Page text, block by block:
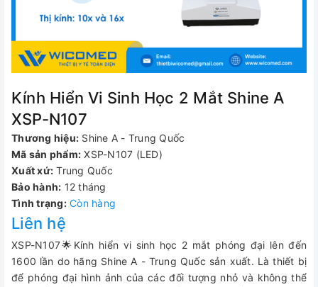
Kính Hiển Vi Sinh Học 2 Mắt Shine A
XSP-N107
Thương hiệu: Shine A - Trung Quốc
Mã sản phẩm: XSP-N107 (LED)
Xuất xứ: Trung Quốc
Bảo hành: 12 tháng
Tình trạng: Còn hàng
Liên hệ
XSP-N107🌟Kính hiển vi sinh học 2 mắt phóng đại lên đến
1600 lần do hãng Shine A - Trung Quốc sản xuất. Là thiết bị
để phóng đại hình ảnh của các đối tượng nhỏ và không thể